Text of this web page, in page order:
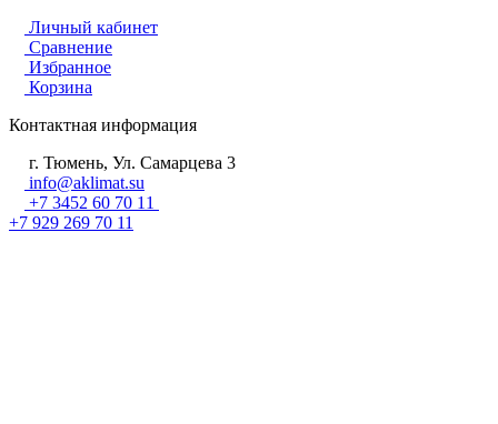
Личный кабинет
Сравнение
Избранное
Корзина
Контактная информация
г. Тюмень, Ул. Самарцева 3
info@aklimat.su
+7 3452 60 70 11
+7 929 269 70 11